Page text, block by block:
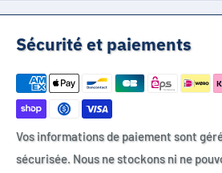
Sécurité et paiements
Vos informations de paiement sont
sécurisée. Nous ne stockons ni ne